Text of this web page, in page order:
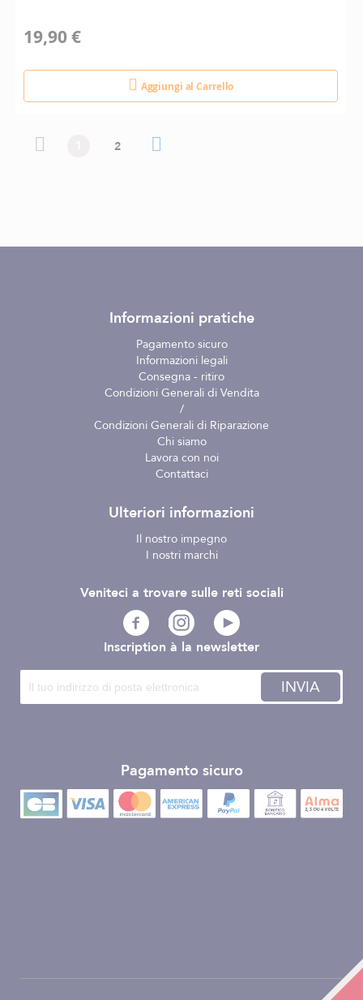
19,90 €
Aggiungi al Carrello
Pagina Pagina precedente
Attualmente stai leggendo la pagina
Pagina
2
Informazioni pratiche
Pagamento sicuro
Informazioni legali
Consegna - ritiro
Condizioni Generali di Vendita
/
Condizioni Generali di Riparazione
Chi siamo
Lavora con noi
Contattaci
Ulteriori informazioni
Il nostro impegno
I nostri marchi
Inscription à la newsletter
INVIA
Pagamento sicuro
Veniteci a trovare sulle reti sociali